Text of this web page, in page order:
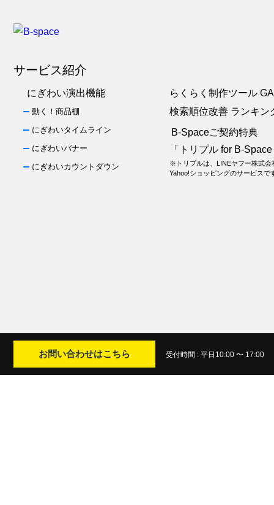
サービス紹介
にぎわい演出機能
動く！商品棚
にぎわいタイムライン
にぎわいバナー
にぎわいカウントダウン
らくらく制作ツール
検索順位改善 ランキン
B-Spaceご契約特典
「トリプル for B-
※トリプルは、LINEヤフー株式会
Yahoo!ショッピングのサービスで
お問い合わせはこちら 受付時間 : 平日10:00 〜 17:00